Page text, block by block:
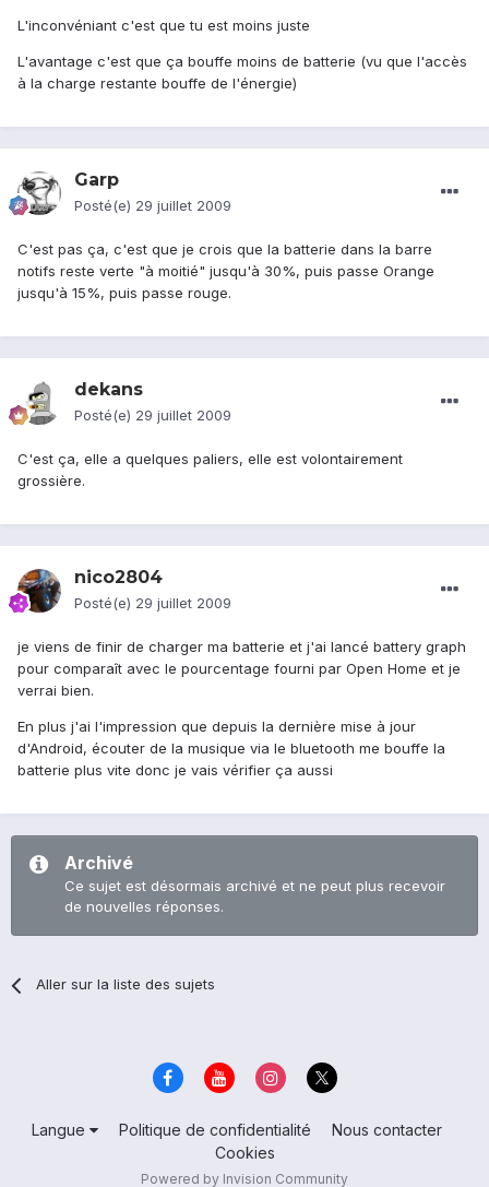
L'inconvéniant c'est que tu est moins juste
L'avantage c'est que ça bouffe moins de batterie (vu que l'accès
à la charge restante bouffe de l'énergie)
Garp
Posté(e) 29 juillet 2009
C'est pas ça, c'est que je crois que la batterie dans la barre
notifs reste verte "à moitié" jusqu'à 30%, puis passe Orange
jusqu'à 15%, puis passe rouge.
dekans
Posté(e) 29 juillet 2009
C'est ça, elle a quelques paliers, elle est volontairement
grossière.
nico2804
Posté(e) 29 juillet 2009
je viens de finir de charger ma batterie et j'ai lancé battery graph
pour comparaît avec le pourcentage fourni par Open Home et je
verrai bien.
En plus j'ai l'impression que depuis la dernière mise à jour
d'Android, écouter de la musique via le bluetooth me bouffe la
batterie plus vite donc je vais vérifier ça aussi
Archivé
Ce sujet est désormais archivé et ne peut plus recevoir
de nouvelles réponses.
Aller sur la liste des sujets
Langue Politique de confidentialité
Nous contacter
Cookies
Powered by Invision Community